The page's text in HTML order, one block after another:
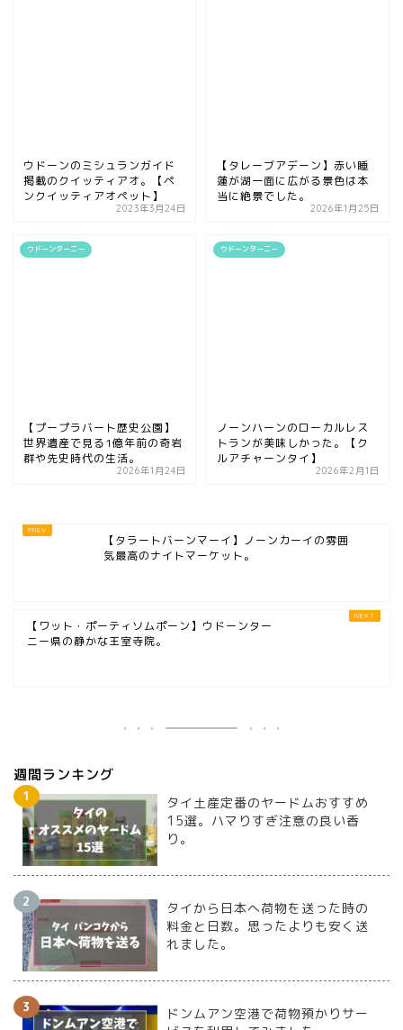
ウドーンのミシュランガイド
掲載のクイッティアオ。【ペ
ンクイッティアオペット】
2023年3月24日
【タレーブアデーン】赤い睡
蓮が湖一面に広がる景色は本
当に絶景でした。
2026年1月25日
ウドーンターニー
【プープラバート歴史公園】
世界遺産で見る1億年前の奇岩
群や先史時代の生活。
2026年1月24日
ウドーンターニー
ノーンハーンのローカルレス
トランが美味しかった。【ク
ルアチャーンタイ】
2026年2月1日
【タラートバーンマーイ】ノーンカーイの雰囲
気最高のナイトマーケット。
【ワット・ポーティソムポーン】ウドーンター
ニー県の静かな王室寺院。
週間ランキング
タイ土産定番のヤードムおすすめ
15選。ハマりすぎ注意の良い香
り。
タイから日本へ荷物を送った時の
料金と日数。思ったよりも安く送
れました。
ドンムアン空港で荷物預かりサー